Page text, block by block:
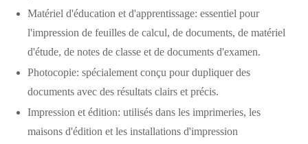
Matériel d'éducation et d'apprentissage: essentiel pour
l'impression de feuilles de calcul, de documents, de matériel
d'étude, de notes de classe et de documents d'examen.
Photocopie: spécialement conçu pour dupliquer des
documents avec des résultats clairs et précis.
Impression et édition: utilisés dans les imprimeries, les
maisons d'édition et les installations d'impression